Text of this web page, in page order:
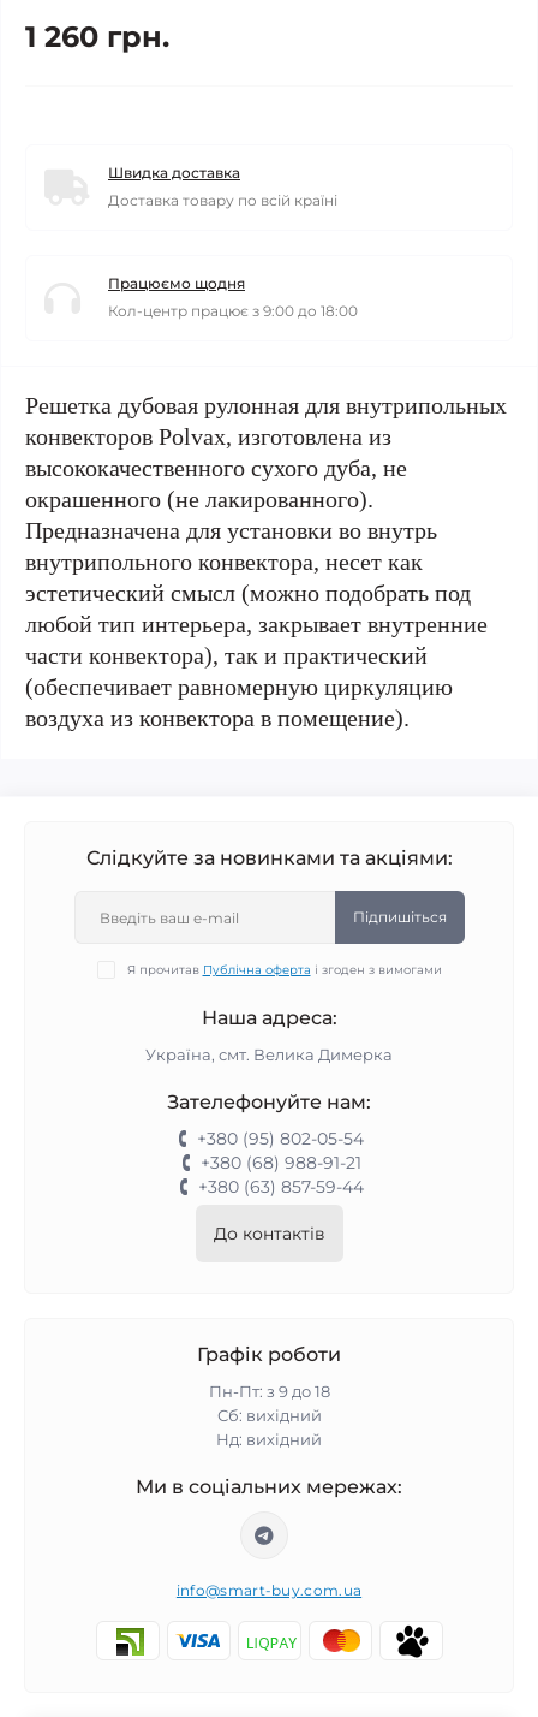
1 260 грн.
Швидка доставка
Доставка товару по всій країні
Працюємо щодня
Кол-центр працює з 9:00 до 18:00
Решетка дубовая рулонная для внутрипольных
конвекторов Polvax, изготовлена из
высококачественного сухого дуба, не
окрашенного (не лакированного).
Предназначена для установки во внутрь
внутрипольного конвектора, несет как
эстетический смысл (можно подобрать под
любой тип интерьера, закрывает внутренние
части конвектора), так и практический
(обеспечивает равномерную циркуляцию
воздуха из конвектора в помещение).
Слідкуйте за новинками та акціями:
Підпишіться
Я прочитав Публічна оферта і згоден з вимогами
Наша адреса:
Україна, смт. Велика Димерка
Зателефонуйте нам:
+380 (95) 802-05-54
+380 (68) 988-91-21
+380 (63) 857-59-44
До контактів
Графік роботи
Пн-Пт: з 9 до 18
Сб: вихідний
Нд: вихідний
Ми в соціальних мережах:
info@smart-buy.com.ua